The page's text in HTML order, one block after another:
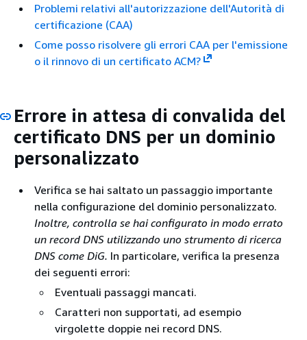
Problemi relativi all'autorizzazione dell'Autorità di
certificazione (CAA)
Come posso risolvere gli errori CAA per l'emissione
o il rinnovo di un certificato ACM?
Errore in attesa di convalida del
certificato DNS per un dominio
personalizzato
Verifica se hai saltato un passaggio importante
nella configurazione del dominio personalizzato.
Inoltre, controlla se hai configurato in modo errato
un record DNS utilizzando uno strumento di ricerca
DNS come DiG. In particolare, verifica la presenza
dei seguenti errori:
Eventuali passaggi mancati.
Caratteri non supportati, ad esempio
virgolette doppie nei record DNS.